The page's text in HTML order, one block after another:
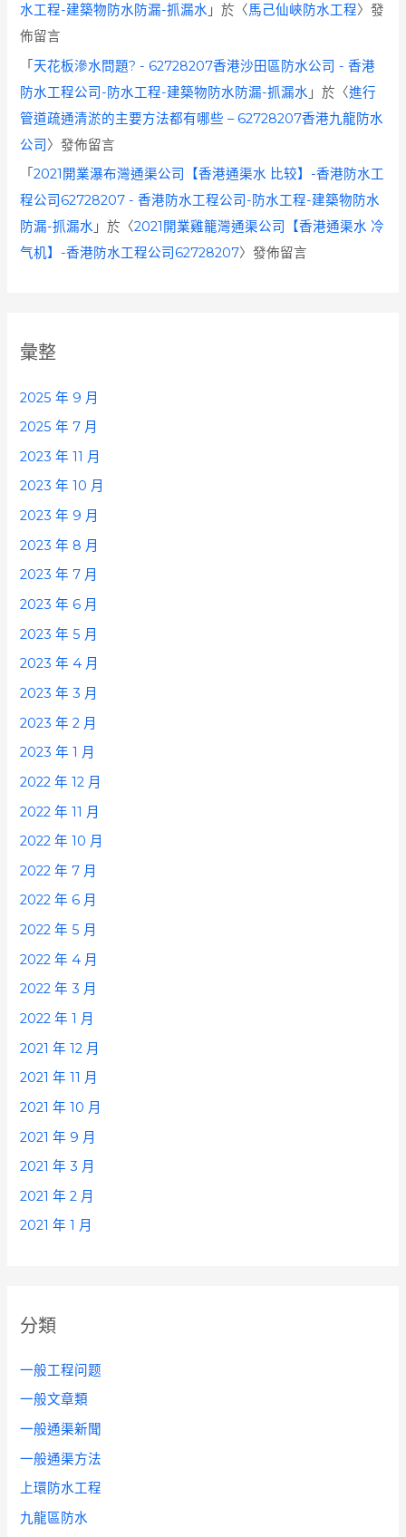
水工程-建築物防水防漏-抓漏水 」於〈馬己仙峽防水工程〉發
佈留言
「 天花板滲水問題? - 62728207香港沙田區防水公司 - 香港
防水工程公司-防水工程-建築物防水防漏-抓漏水 」於〈進行
管道疏通清淤的主要方法都有哪些 – 62728207香港九龍防水
公司 〉發佈留言
「2021開業瀑布灣通渠公司【香港通渠水 比较】-香港防水工
程公司62728207 - 香港防水工程公司-防水工程-建築物防水
防漏-抓漏水 」於〈2021開業雞籠灣通渠公司【香港通渠水 冷
气机】-香港防水工程公司62728207〉發佈留言
彙整
2025 年 9 月
2025 年 7 月
2023 年 11 月
2023 年 10 月
2023 年 9 月
2023 年 8 月
2023 年 7 月
2023 年 6 月
2023 年 5 月
2023 年 4 月
2023 年 3 月
2023 年 2 月
2023 年 1 月
2022 年 12 月
2022 年 11 月
2022 年 10 月
2022 年 7 月
2022 年 6 月
2022 年 5 月
2022 年 4 月
2022 年 3 月
2022 年 1 月
2021 年 12 月
2021 年 11 月
2021 年 10 月
2021 年 9 月
2021 年 3 月
2021 年 2 月
2021 年 1 月
分類
一般工程问题
一般文章類
一般通渠新聞
一般通渠方法
上環防水工程
九龍區防水